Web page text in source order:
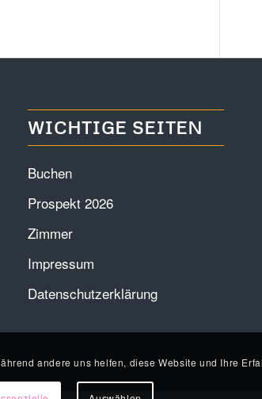
WICHTIGE SEITEN
Buchen
Prospekt 2026
Zimmer
Impressum
Datenschutzerklärung
andere uns helfen, diese Website und Ihre